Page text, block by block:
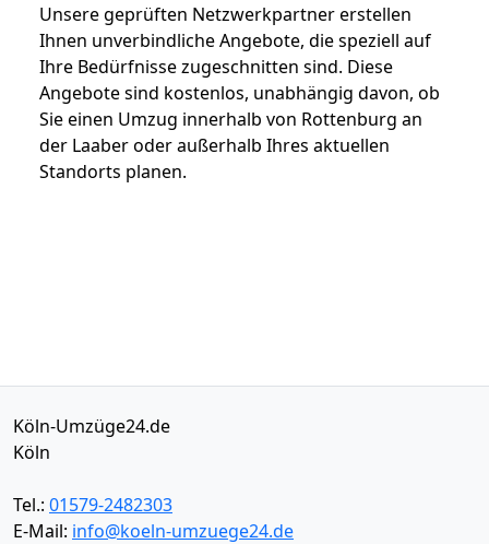
Unsere geprüften Netzwerkpartner erstellen
Ihnen unverbindliche Angebote, die speziell auf
Ihre Bedürfnisse zugeschnitten sind. Diese
Angebote sind kostenlos, unabhängig davon, ob
Sie einen Umzug innerhalb von Rottenburg an
der Laaber oder außerhalb Ihres aktuellen
Standorts planen.
Köln-Umzüge24.de
Köln
Tel.: 01579-2482303
E-Mail: info@koeln-umzuege24.de